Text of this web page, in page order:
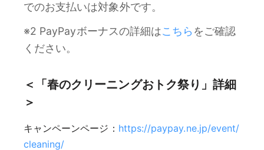
でのお支払いは対象外です。
※2 PayPayボーナスの詳細はこちら をご確認
ください。
＜「春のクリーニングおトク祭り」詳細
＞
キャンペーンページ： https://paypay.ne.jp/event/
cleaning/